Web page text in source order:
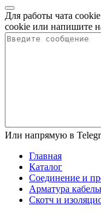
Для работы чата
cookie или напишите
Или напрямую в
Главная
Каталог
Соединение и
Арматура
Скотч и